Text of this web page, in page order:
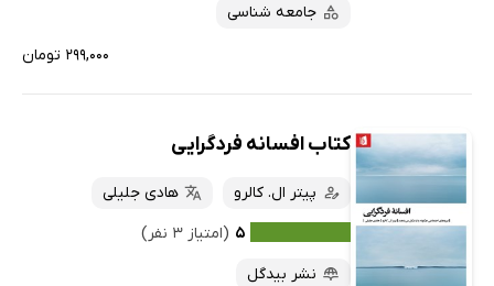
جامعه شناسی
۲۹۹,۰۰۰ تومان
کتاب افسانه فردگرایی
پیتر ال. کالرو
هادی جلیلی
۵ (امتیاز ۳ نفر)
نشر بیدگل